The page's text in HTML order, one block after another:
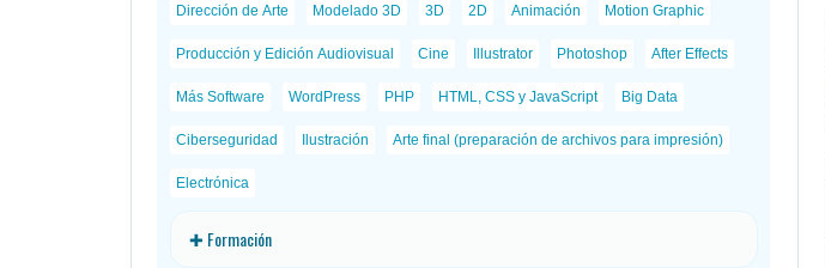
Dirección de Arte Modelado 3D 3D 2D Animación Motion Graphic
Producción y Edición Audiovisual Cine Illustrator Photoshop After Effects
Más Software WordPress PHP HTML, CSS y JavaScript Big Data
Ciberseguridad Ilustración Arte final (preparación de archivos para impresión)
Electrónica
✚ Formación